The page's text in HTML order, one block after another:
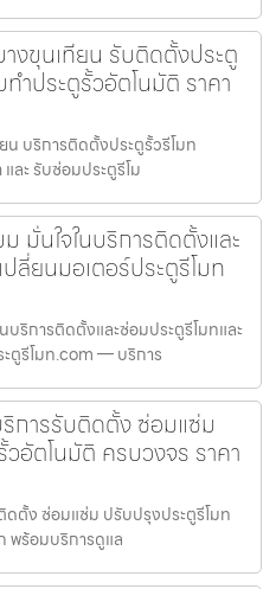
งขุนเทียน รับติดตั้งประตู
ำประตูรั้วอัตโนมัติ ราคา
บริการติดตั้งประตูรั้วรีโมท
ละ รับซ่อมประตูรีโม
มั่นใจในบริการติดตั้งและ
ลี่ยนมอเตอร์ประตูรีโมท
ริการติดตั้งและซ่อมประตูรีโมทและ
ะตูรีโมท.com — บริการ
การรับติดตั้ง ซ่อมแซ่ม
อัตโนมัติ ครบวงจร ราคา
ดตั้ง ซ่อมแซ่ม ปรับปรุงประตูรีโมท
พร้อมบริการดูแล